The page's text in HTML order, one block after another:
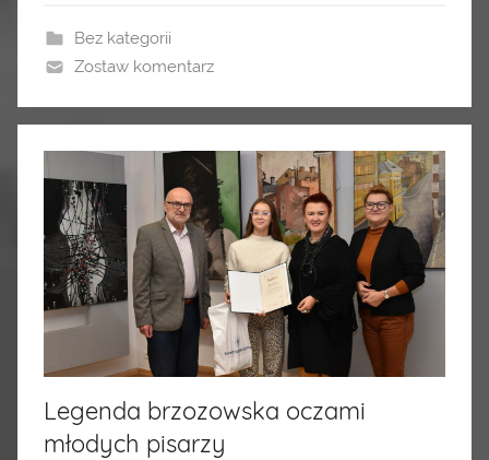
Bez kategorii
Zostaw komentarz
Legenda brzozowska oczami
młodych pisarzy